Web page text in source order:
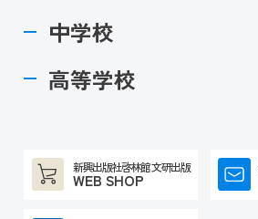
中学校
高等学校
新興出版社啓林館 文研出版
WEB SHOP